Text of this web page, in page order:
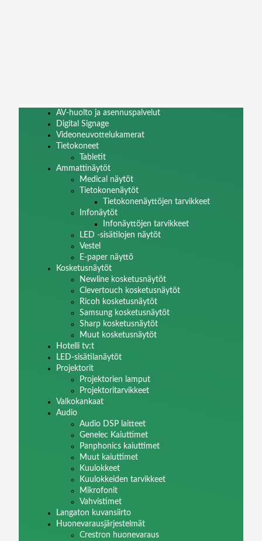
AV-huolto ja asennuspalvelut
Digital Signage
Videoneuvottelukamerat
Tietokoneet
Tabletit
Ammattinäytöt
Medical näytöt
Tietokonenäytöt
Tietokonenäyttöjen tarvikkeet
Infonäytöt
Infonäyttöjen tarvikkeet
LED -sisätilojen näytöt
Vestel
E-paper näyttö
Kosketusnäytöt
Newline kosketusnäytöt
Clevertouch kosketusnäytöt
Ricoh kosketusnäytöt
Samsung kosketusnäytöt
Sharp kosketusnäytöt
Muut kosketusnäytöt
Hotelli tv:t
LED-sisätilanäytöt
Projektorit
Projektorien lamput
Projektoritarvikkeet
Valkokankaat
Audio
Audio DSP laitteet
Genelec Kaiuttimet
Panphonics kaiuttimet
Muut kaiuttimet
Kuulokkeet
Kuulokkeiden tarvikkeet
Mikrofonit
Vahvistimet
Langaton kuvansiirto
Huonevarausjärjestelmät
Crestron huonevaraus